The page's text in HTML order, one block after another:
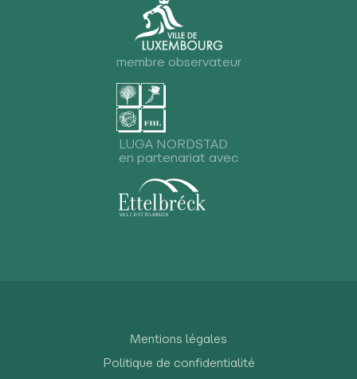
membre observateur
LUGA NORDSTAD
en partenariat avec
Mentions légales
Politique de confidentialité